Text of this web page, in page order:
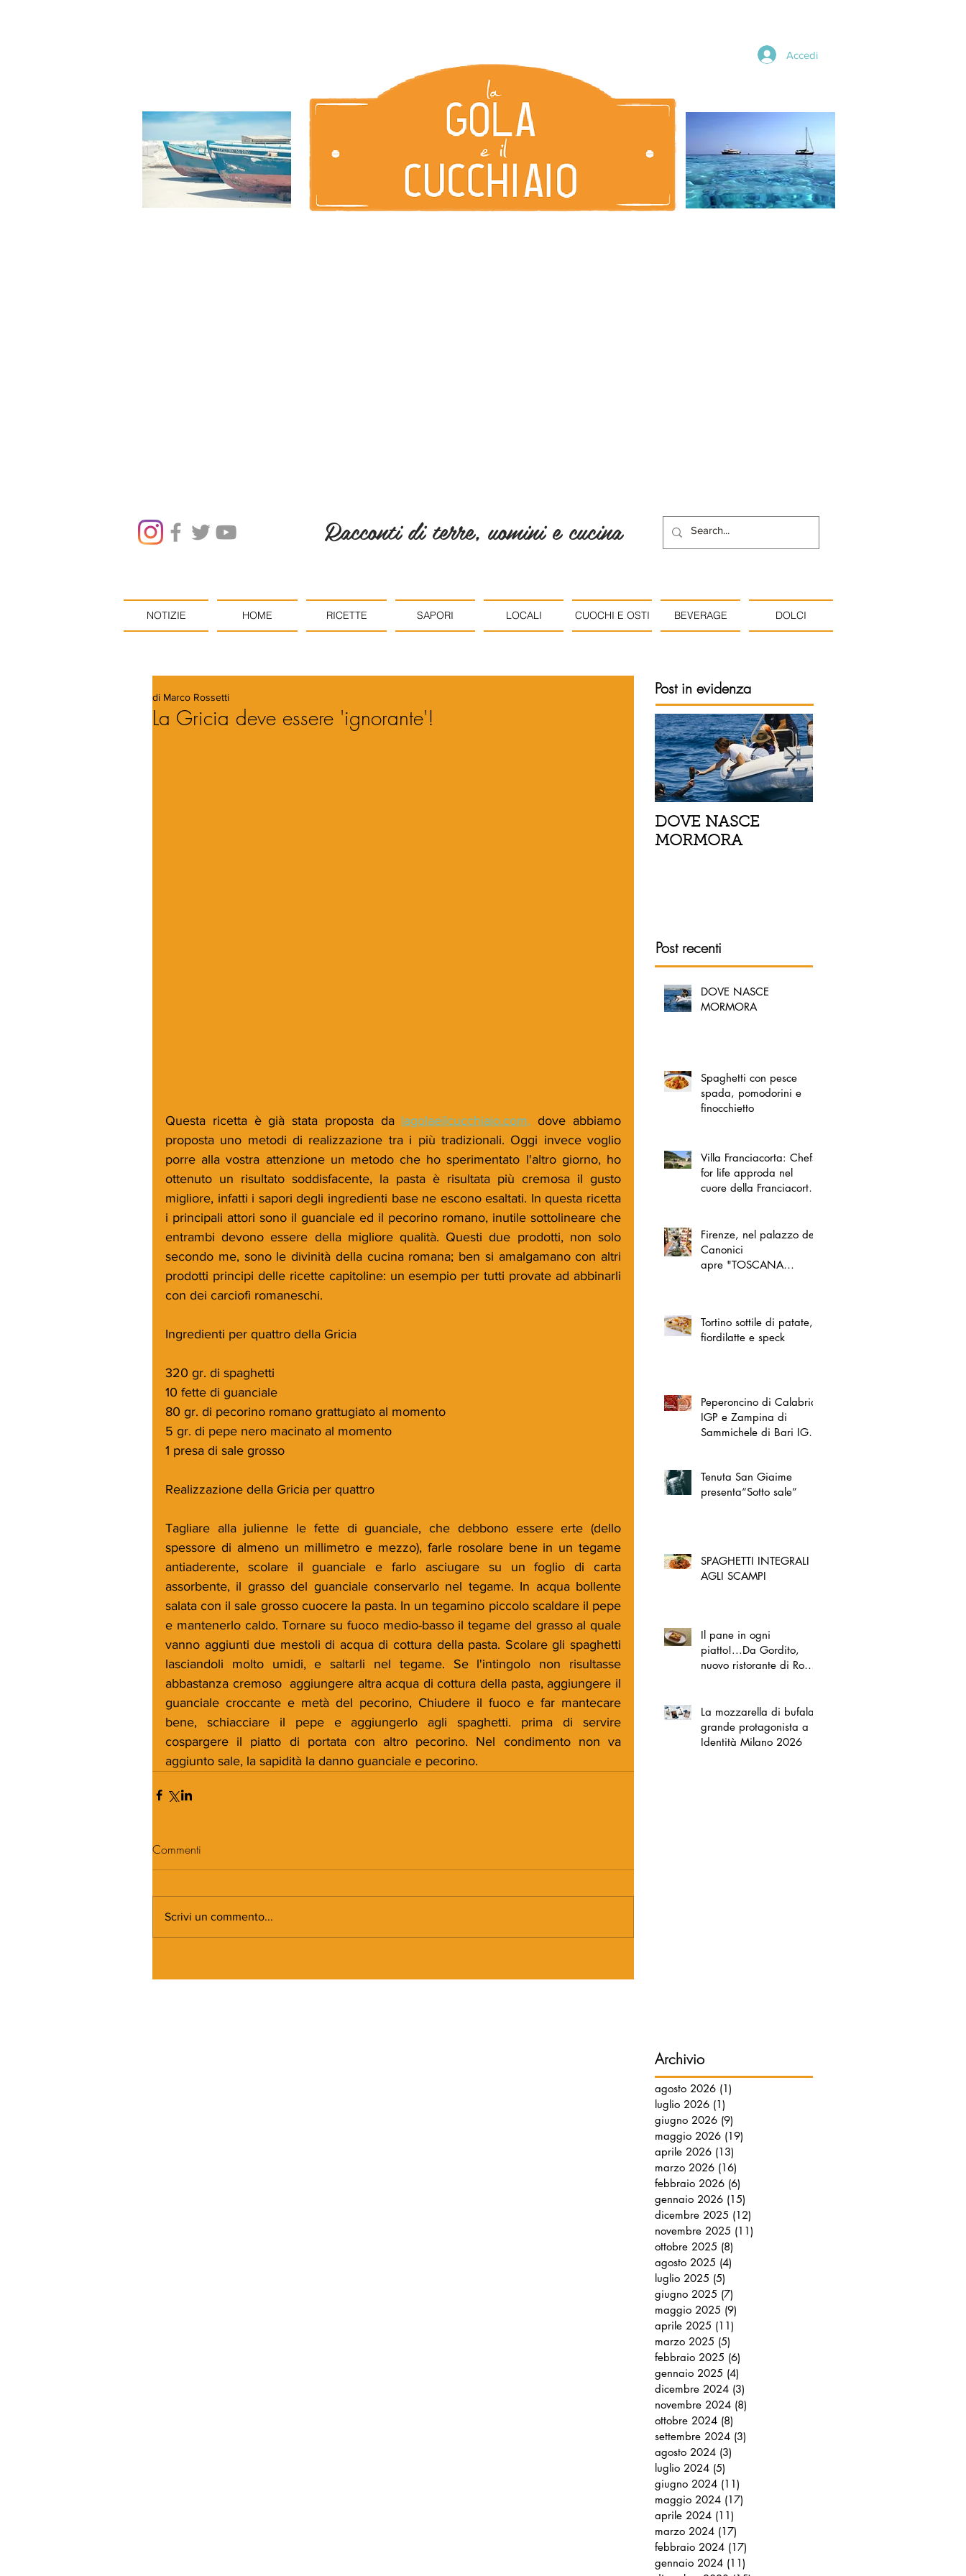
Accedi
Racconti di terre, uomini e cucina
NOTIZIE HOME RICETTE SAPORI LOCALI CUOCHI E OSTI BEVERAGE DOLCI
La Gricia deve essere 'ignorante'!
di Marco Rossetti
Questa ricetta è già stata proposta da lagolaeilcucchiaio.com, dove abbiamo
proposta uno metodi di realizzazione tra i più tradizionali. Oggi invece voglio
porre alla vostra attenzione un metodo che ho sperimentato l'altro giorno, ho
ottenuto un risultato soddisfacente, la pasta è risultata più cremosa il gusto
migliore, infatti i sapori degli ingredienti base ne escono esaltati. In questa ricetta
i principali attori sono il guanciale ed il pecorino romano, inutile sottolineare che
entrambi devono essere della migliore qualità. Questi due prodotti, non solo
secondo me, sono le divinità della cucina romana; ben si amalgamano con altri
prodotti principi delle ricette capitoline: un esempio per tutti provate ad abbinarli
con dei carciofi romaneschi.
Ingredienti per quattro della Gricia
320 gr. di spaghetti
10 fette di guanciale
80 gr. di pecorino romano grattugiato al momento
5 gr. di pepe nero macinato al momento
1 presa di sale grosso
Realizzazione della Gricia per quattro
Tagliare alla julienne le fette di guanciale, che debbono essere erte (dello
spessore di almeno un millimetro e mezzo), farle rosolare bene in un tegame
antiaderente, scolare il guanciale e farlo asciugare su un foglio di carta
assorbente, il grasso del guanciale conservarlo nel tegame. In acqua bollente
salata con il sale grosso cuocere la pasta. In un tegamino piccolo scaldare il pepe
e mantenerlo caldo. Tornare su fuoco medio-basso il tegame del grasso al quale
vanno aggiunti due mestoli di acqua di cottura della pasta. Scolare gli spaghetti
lasciandoli molto umidi, e saltarli nel tegame. Se l'intingolo non risultasse
abbastanza cremoso  aggiungere altra acqua di cottura della pasta, aggiungere il
guanciale croccante e metà del pecorino, Chiudere il fuoco e far mantecare
bene, schiacciare il pepe e aggiungerlo agli spaghetti. prima di servire
cospargere il piatto di portata con altro pecorino. Nel condimento non va
aggiunto sale, la sapidità la danno guanciale e pecorino.
Commenti
Scrivi un commento...
Post in evidenza
DOVE NASCE
MORMORA
Post recenti
DOVE NASCE
MORMORA
Spaghetti con pesce
spada, pomodorini e
finocchietto
Villa Franciacorta: Chefs
for life approda nel
cuore della Franciacorta,
Firenze, nel palazzo dei
Canonici
apre "TOSCANA
Tortino sottile di patate,
fiordilatte e speck
Peperoncino di Calabria
IGP e Zampina di
Sammichele di Bari IGP
Tenuta San Giaime
presenta“Sotto sale”
SPAGHETTI INTEGRALI
AGLI SCAMPI
Il pane in ogni
piatto!...Da Gordito,
nuovo ristorante di Roma
La mozzarella di bufala
grande protagonista a
Identità Milano 2026
Archivio
agosto 2026 (1)
luglio 2026 (1)
giugno 2026 (9)
maggio 2026 (19)
aprile 2026 (13)
marzo 2026 (16)
febbraio 2026 (6)
gennaio 2026 (15)
dicembre 2025 (12)
novembre 2025 (11)
ottobre 2025 (8)
agosto 2025 (4)
luglio 2025 (5)
giugno 2025 (7)
maggio 2025 (9)
aprile 2025 (11)
marzo 2025 (5)
febbraio 2025 (6)
gennaio 2025 (4)
dicembre 2024 (3)
novembre 2024 (8)
ottobre 2024 (8)
settembre 2024 (3)
agosto 2024 (3)
luglio 2024 (5)
giugno 2024 (11)
maggio 2024 (17)
aprile 2024 (11)
marzo 2024 (17)
febbraio 2024 (17)
gennaio 2024 (11)